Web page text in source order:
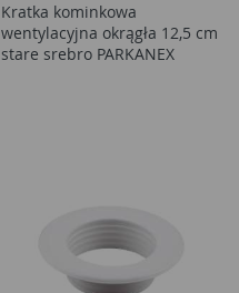
Kratka kominkowa
wentylacyjna okrągła 12,5 cm
stare srebro PARKANEX